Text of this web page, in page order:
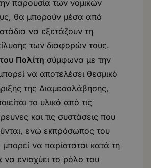
παρουσία των νομικών
θα μπορούν μέσα από
να εξετάζουν τη
των διαφορών τους.
Πολίτη σύμφωνα με την
να αποτελέσει θεσμικό
της Διαμεσολάβησης,
το υλικό από τις
και τις συστάσεις που
ενώ εκπρόσωπος του
να παρίσταται κατά τη
να ενισχύει το ρόλο του